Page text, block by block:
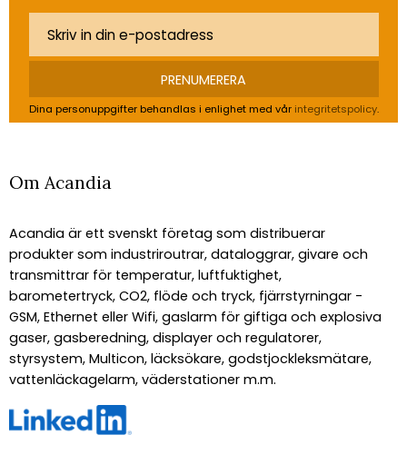
PRENUMERERA
Dina personuppgifter behandlas i enlighet med vår integritetspolicy.
Om Acandia
Acandia är ett svenskt företag som distribuerar
produkter som industriroutrar, dataloggrar, givare och
transmittrar för temperatur, luftfuktighet,
barometertryck, CO2, flöde och tryck, fjärrstyrningar -
GSM, Ethernet eller Wifi, gaslarm för giftiga och explosiva
gaser, gasberedning, displayer och regulatorer,
styrsystem, Multicon, läcksökare, godstjockleksmätare,
vattenläckagelarm, väderstationer m.m.